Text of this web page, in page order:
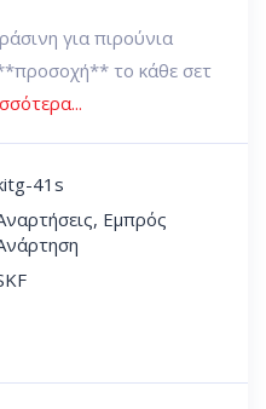
για πιρούνια
το κάθε σετ
41s
, Εμπρός